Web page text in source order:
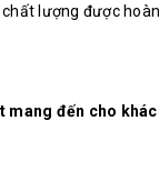
lượng được
đến cho